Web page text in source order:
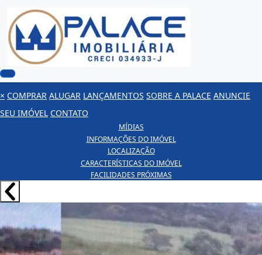
× COMPRAR ALUGAR LANÇAMENTOS SOBRE A PALACE ANUNCIE
SEU IMÓVEL CONTATO
MÍDIAS
INFORMAÇÕES DO IMÓVEL
LOCALIZAÇÃO
CARACTERÍSTICAS DO IMÓVEL
FACILIDADES PRÓXIMAS